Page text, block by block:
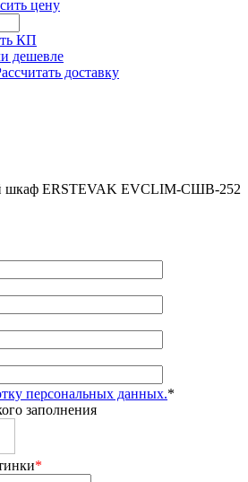
цену
КП
дешевле
доставку
шкаф ERSTEVAK EVCLIM-СШВ-252
персональных данных.*
заполнения
*